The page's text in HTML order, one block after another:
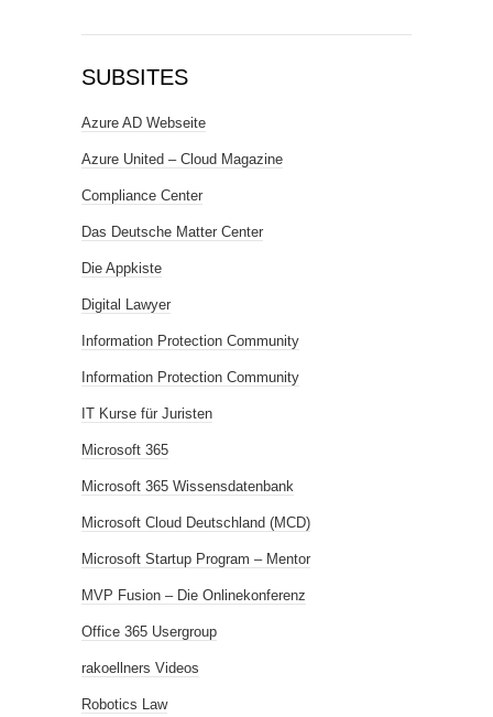
SUBSITES
Azure AD Webseite
Azure United – Cloud Magazine
Compliance Center
Das Deutsche Matter Center
Die Appkiste
Digital Lawyer
Information Protection Community
Information Protection Community
IT Kurse für Juristen
Microsoft 365
Microsoft 365 Wissensdatenbank
Microsoft Cloud Deutschland (MCD)
Microsoft Startup Program – Mentor
MVP Fusion – Die Onlinekonferenz
Office 365 Usergroup
rakoellners Videos
Robotics Law